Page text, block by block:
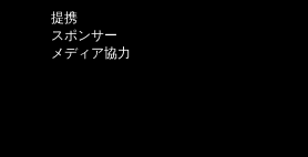
提携
スポンサー
メディア協力